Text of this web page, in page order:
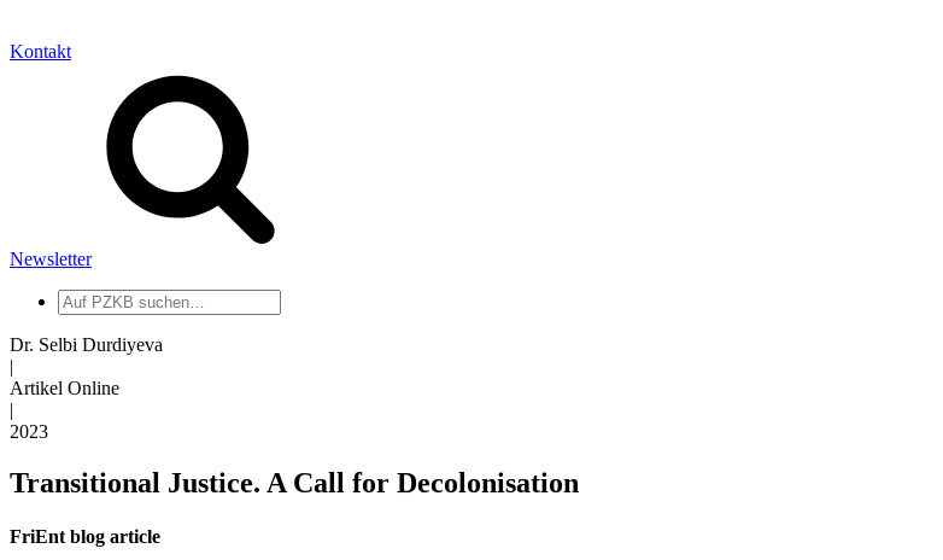
Kontakt
Newsletter
Auf
PZKB
suchen
Dr. Selbi Durdiyeva
|
Artikel Online
|
2023
Transitional Justice. A Call for Decolonisation
FriEnt blog article